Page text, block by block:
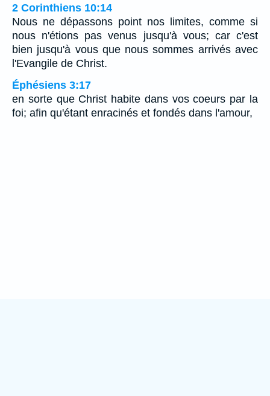
2 Corinthiens 10:14
Nous ne dépassons point nos limites, comme si
nous n'étions pas venus jusqu'à vous; car c'est
bien jusqu'à vous que nous sommes arrivés avec
l'Evangile de Christ.
Éphésiens 3:17
en sorte que Christ habite dans vos coeurs par la
foi; afin qu'étant enracinés et fondés dans l'amour,